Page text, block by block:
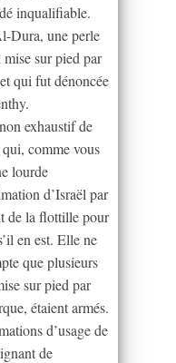
inqualifiable.
Dura, une perle
sur pied par
qui fut dénoncée
exhaustif de
comme vous
lourde
d’Israël par
de la flottille pour
en est. Elle ne
que plusieurs
sur pied par
étaient armés.
d’usage de
de